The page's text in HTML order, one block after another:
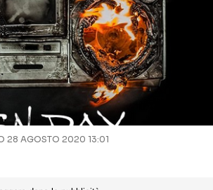
28 AGOSTO 2020 13:01